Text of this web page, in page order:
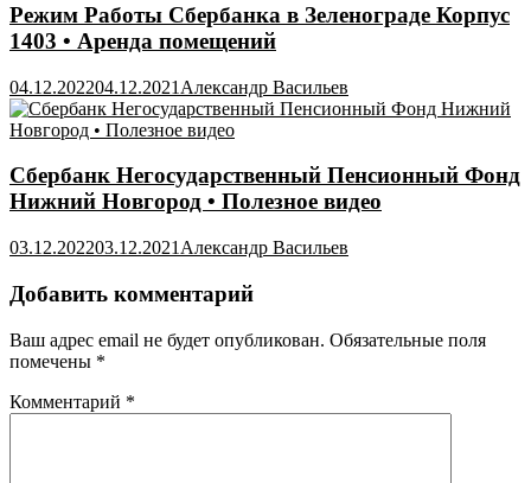
Режим Работы Сбербанка в Зеленограде Корпус
1403 • Аренда помещений
04.12.202204.12.2021 Александр Васильев
Сбербанк Негосударственный Пенсионный Фонд
Нижний Новгород • Полезное видео
03.12.202203.12.2021 Александр Васильев
Добавить комментарий
Ваш адрес email не будет опубликован. Обязательные поля
помечены *
Комментарий *